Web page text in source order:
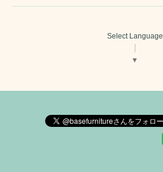
Select Language
▼